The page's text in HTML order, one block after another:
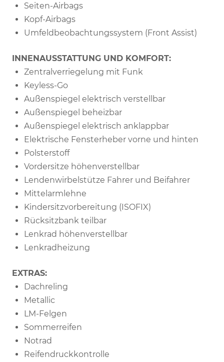
Seiten-Airbags
Kopf-Airbags
Umfeldbeobachtungssystem (Front Assist)
INNENAUSSTATTUNG UND KOMFORT:
Zentralverriegelung mit Funk
Keyless-Go
Außenspiegel elektrisch verstellbar
Außenspiegel beheizbar
Außenspiegel elektrisch anklappbar
Elektrische Fensterheber vorne und hinten
Polsterstoff
Vordersitze höhenverstellbar
Lendenwirbelstütze Fahrer und Beifahrer
Mittelarmlehne
Kindersitzvorbereitung (ISOFIX)
Rücksitzbank teilbar
Lenkrad höhenverstellbar
Lenkradheizung
EXTRAS:
Dachreling
Metallic
LM-Felgen
Sommerreifen
Notrad
Reifendruckkontrolle